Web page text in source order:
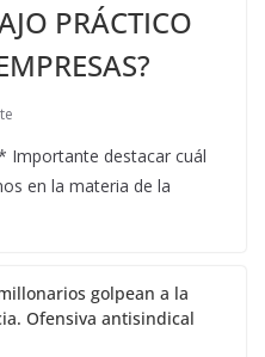
PRÁCTICO
Importante destacar cuál
en la materia de la
golpean a la
Ofensiva antisindical